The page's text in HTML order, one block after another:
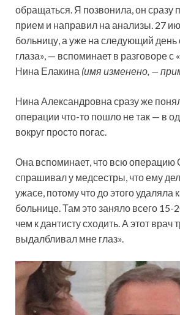
обращаться. Я позвонила, он сразу
прием и направил на анализы. 27
больницу, а уже на следующий
глаза», — вспоминает в разговоре с
Нина Елакина (имя изменено, —
Нина Александровна сразу же
операции что-то пошло не так — в
вокруг просто погас.
Она вспоминает, что всю операцию
спрашивал у медсестры, что ему
ужасе, потому что до этого удаляла
больнице. Там это заняло всего 15-
чем к дантисту сходить. А этот врач
выдалбливал мне глаз».